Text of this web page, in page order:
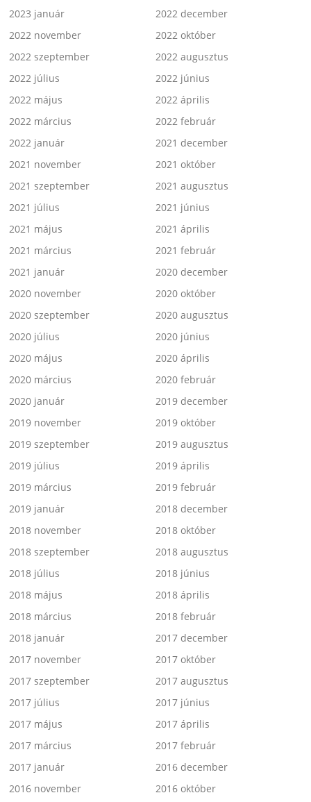
2023 január
2022 december
2022 november
2022 október
2022 szeptember
2022 augusztus
2022 július
2022 június
2022 május
2022 április
2022 március
2022 február
2022 január
2021 december
2021 november
2021 október
2021 szeptember
2021 augusztus
2021 július
2021 június
2021 május
2021 április
2021 március
2021 február
2021 január
2020 december
2020 november
2020 október
2020 szeptember
2020 augusztus
2020 július
2020 június
2020 május
2020 április
2020 március
2020 február
2020 január
2019 december
2019 november
2019 október
2019 szeptember
2019 augusztus
2019 július
2019 április
2019 március
2019 február
2019 január
2018 december
2018 november
2018 október
2018 szeptember
2018 augusztus
2018 július
2018 június
2018 május
2018 április
2018 március
2018 február
2018 január
2017 december
2017 november
2017 október
2017 szeptember
2017 augusztus
2017 július
2017 június
2017 május
2017 április
2017 március
2017 február
2017 január
2016 december
2016 november
2016 október